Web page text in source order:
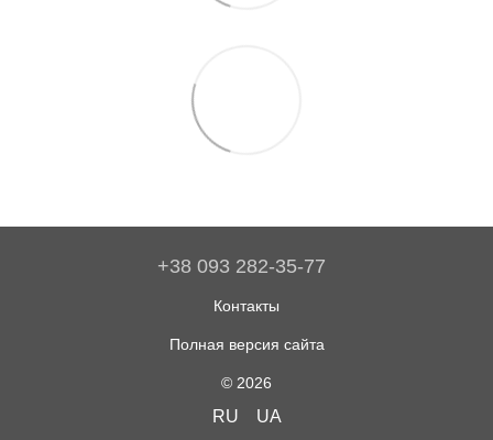
+38 093 282-35-77
Контакты
Полная версия сайта
© 2026
RU UA